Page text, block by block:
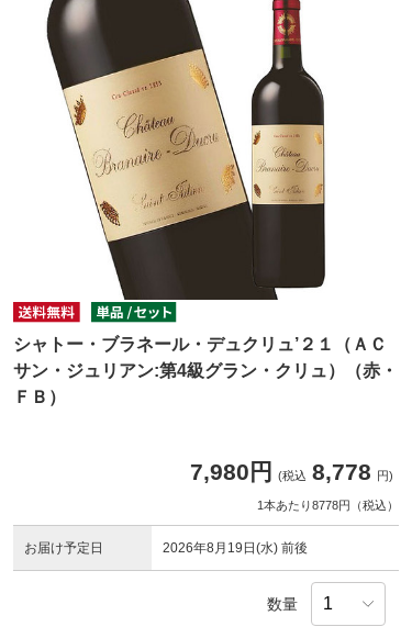
シャトー・ブラネール・デュクリュ’２１（ＡＣ
サン・ジュリアン:第4級グラン・クリュ）（赤・
ＦＢ）
7,980円 (税込 8,778 円)
1本あたり8778円（税込）
お届け予定日 2026年8月19日(水) 前後
数量